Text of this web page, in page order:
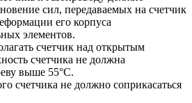
сил, передаваемых на счетчик
его корпуса
элементов.
счетчик над открытым
счетчика не должна
выше 55°С.
счетчика не должно соприкасаться